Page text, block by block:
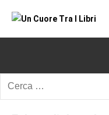
Un
Tra
I
romance
e
non